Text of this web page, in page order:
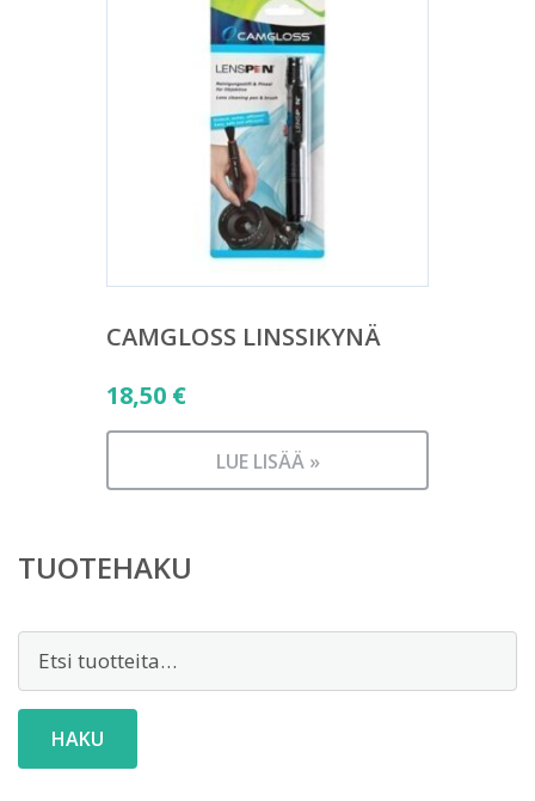
CAMGLOSS LINSSIKYNÄ
18,50 €
LUE LISÄÄ »
TUOTEHAKU
Etsi:
HAKU